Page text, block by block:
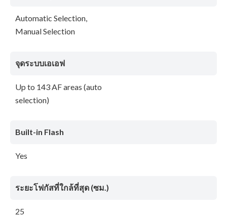
Automatic Selection,
Manual Selection
จุดระบบเอเอฟ
Up to 143 AF areas (auto
selection)
Built-in Flash
Yes
ระยะโฟกัสที่ใกล้ที่สุด (ซม.)
25